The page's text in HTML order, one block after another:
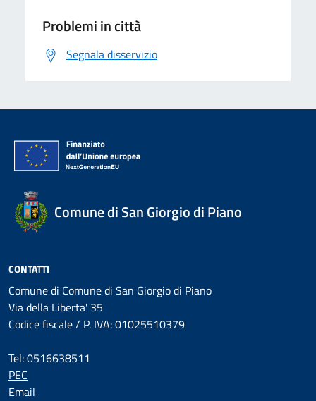
Problemi in città
Segnala disservizio
Comune di San Giorgio di Piano
CONTATTI
Comune di Comune di San Giorgio di Piano
Via della Liberta' 35
Codice fiscale / P. IVA: 01025510379
Tel: 0516638511
PEC
Email